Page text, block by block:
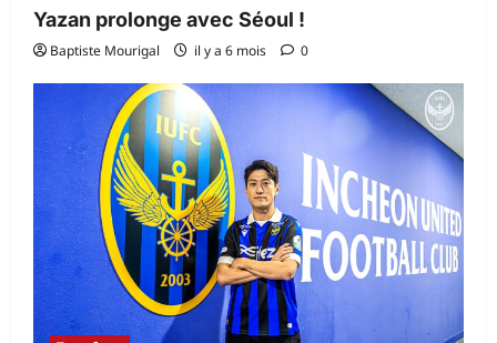
Yazan prolonge avec Séoul !
Baptiste Mourigal il y a 6 mois 0